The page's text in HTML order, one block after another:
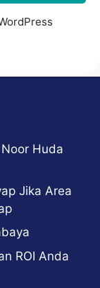
Huda
Jika Area
ROI Anda